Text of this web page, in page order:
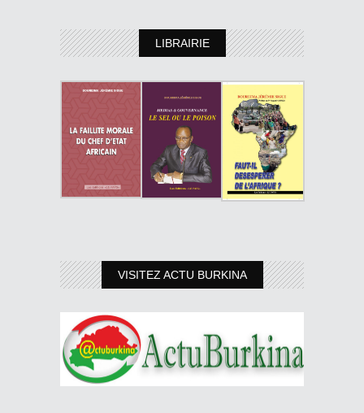
LIBRAIRIE
VISITEZ ACTU BURKINA